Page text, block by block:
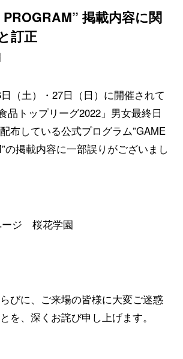
PROGRAM” 掲載内容に関
訂正
（土）・27日（日）に開催されて
品トップリーグ2022」男女最終日
布している公式プログラム”GAME
の掲載内容に一部誤りがございまし
ジ 桜花学園
びに、ご来場の皆様に大変ご迷惑
を、深くお詫び申し上げます。